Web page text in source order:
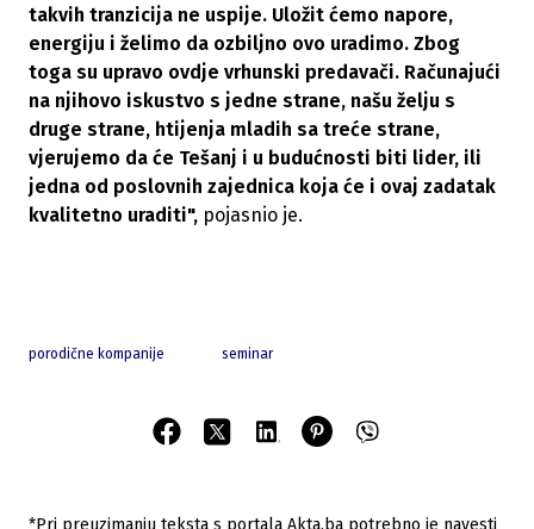
takvih tranzicija ne uspije. Uložit ćemo napore,
energiju i želimo da ozbiljno ovo uradimo. Zbog
toga su upravo ovdje vrhunski predavači. Računajući
na njihovo iskustvo s jedne strane, našu želju s
druge strane, htijenja mladih sa treće strane,
vjerujemo da će Tešanj i u budućnosti biti lider, ili
jedna od poslovnih zajednica koja će i ovaj zadatak
kvalitetno uraditi", pojasnio je.
porodične kompanije seminar